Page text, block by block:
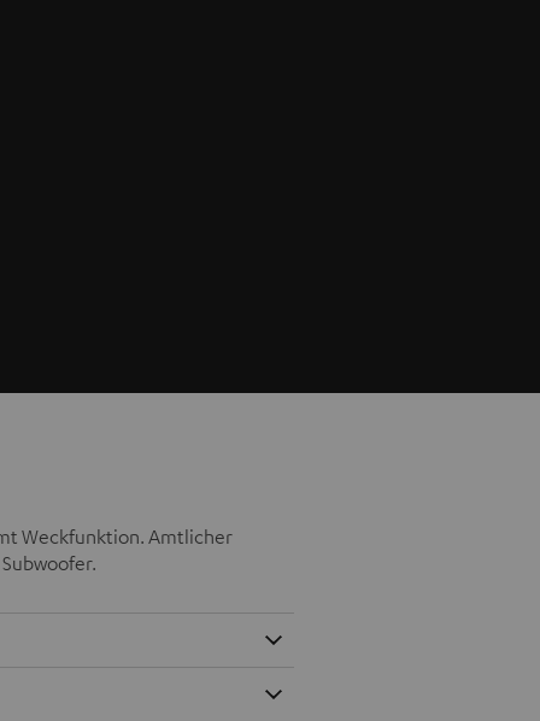
Weckfunktion. Amtlicher